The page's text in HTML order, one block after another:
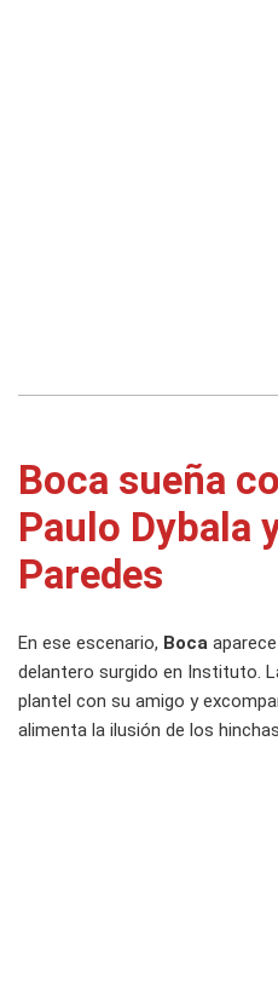
Boca sueña
Paulo Dybala
Paredes
En ese escenario, Boca
delantero surgido en Instituto.
plantel con su amigo y
alimenta la ilusión de los